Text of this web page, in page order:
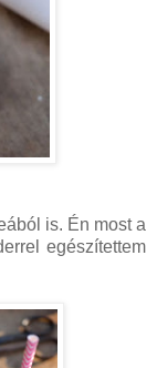
is. Én most a
egészítettem